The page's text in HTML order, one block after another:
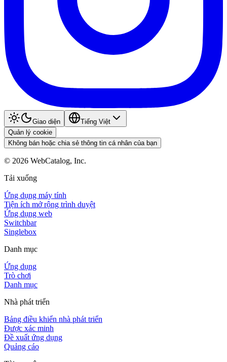
Giao diện
Tiếng Việt
Quản lý cookie
Không bán hoặc chia sẻ thông tin cá nhân của bạn
© 2026 WebCatalog, Inc.
Tải xuống
Ứng dụng máy tính
Tiện ích mở rộng trình duyệt
Ứng dụng web
Switchbar
Singlebox
Danh mục
Ứng dụng
Trò chơi
Danh mục
Nhà phát triển
Bảng điều khiển nhà phát triển
Được xác minh
Đề xuất ứng dụng
Quảng cáo